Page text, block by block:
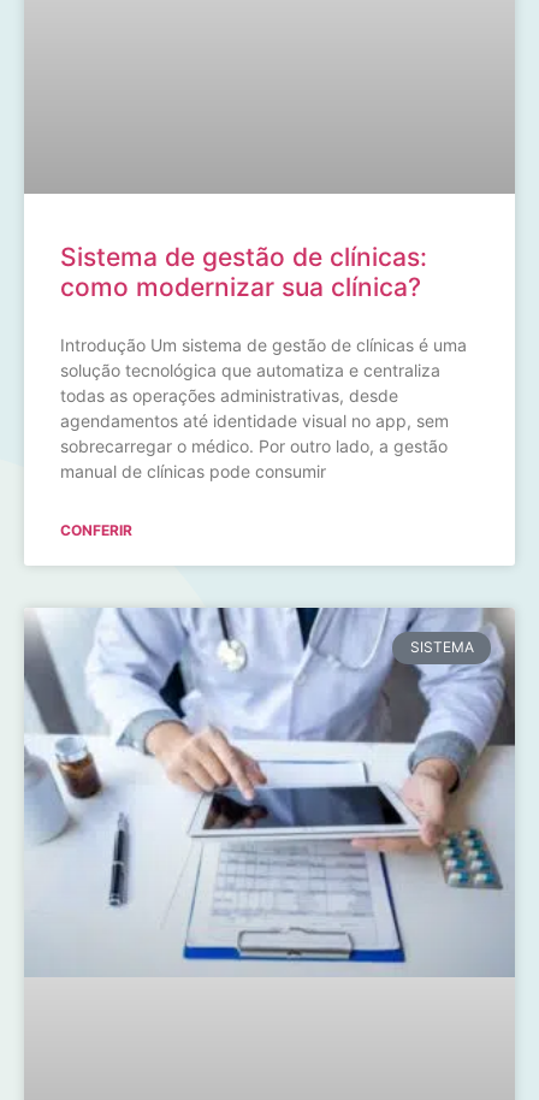
Sistema de gestão de clínicas:
como modernizar sua clínica?
Introdução Um sistema de gestão de clínicas é uma
solução tecnológica que automatiza e centraliza
todas as operações administrativas, desde
agendamentos até identidade visual no app, sem
sobrecarregar o médico. Por outro lado, a gestão
manual de clínicas pode consumir
CONFERIR
SISTEMA